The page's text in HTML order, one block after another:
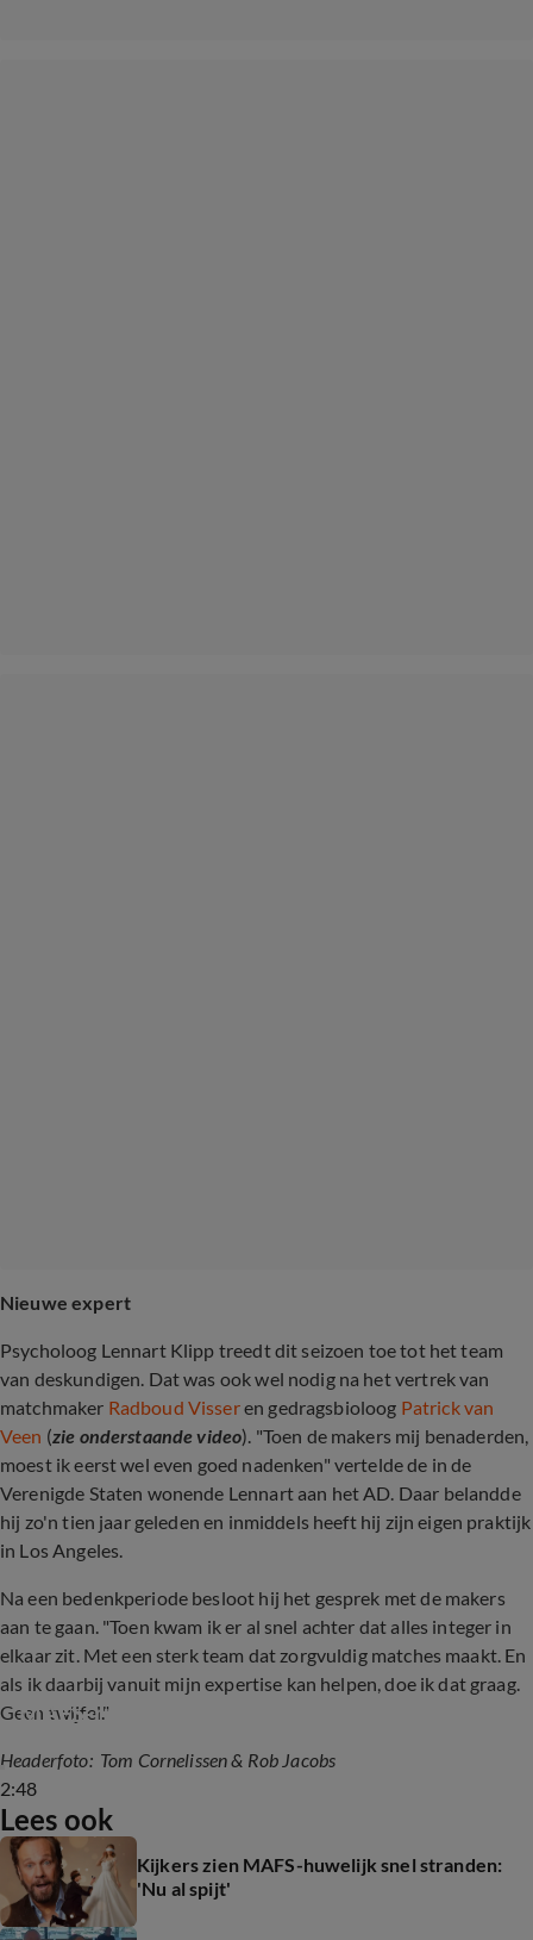
Nieuwe expert
Psycholoog Lennart Klipp treedt dit seizoen toe tot het team
van deskundigen. Dat was ook wel nodig na het vertrek van
matchmaker Radboud Visseren gedragsbioloog Patrick van
Veen (zie onderstaande video). "Toen de makers mij benaderden,
moest ik eerst wel even goed nadenken" vertelde de in de
Verenigde Staten wonende Lennart aan het AD. Daar belandde
hij zo'n tien jaar geleden en inmiddels heeft hij zijn eigen praktijk
in Los Angeles.
Na een bedenkperiode besloot hij het gesprek met de makers
aan te gaan. "Toen kwam ik er al snel achter dat alles integer in
elkaar zit. Met een sterk team dat zorgvuldig matches maakt. En
als ik daarbij vanuit mijn expertise kan helpen, doe ik dat graag.
Geen twijfel."
2:48
MAFS-ruzie achter de schermen explodeert?
Headerfoto: Tom Cornelissen & Rob Jacobs
Lees ook
Kijkers zien MAFS-huwelijk snel stranden:
'Nu al spijt'